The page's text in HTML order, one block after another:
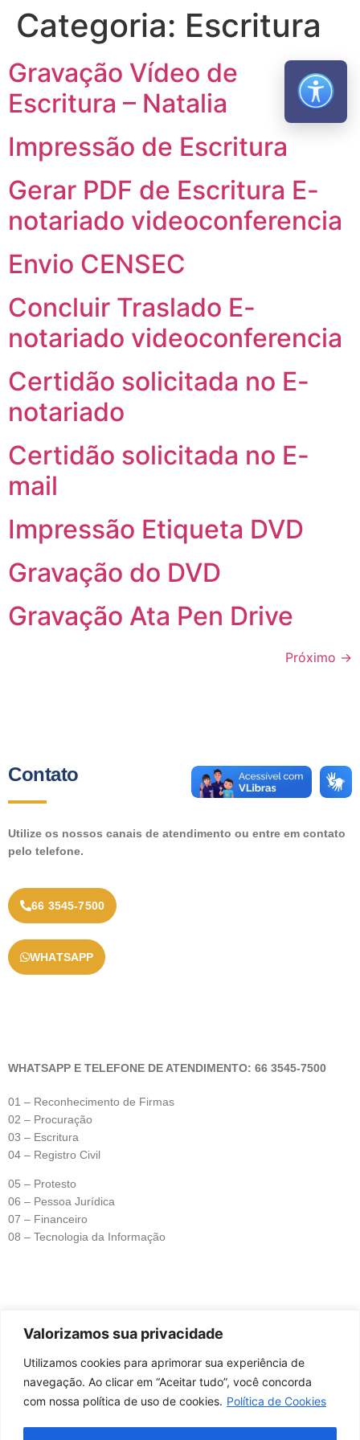
Valorizamos sua privacidade
Utilizamos cookies para aprimorar sua experiência de
navegação. Ao clicar em “Aceitar tudo”, você concorda
com nossa política de uso de cookies. Política de Cookies
Categoria: Escritura
Gravação Vídeo de
Escritura – Natalia
Impressão de Escritura
Gerar PDF de Escritura E-
notariado videoconferencia
Envio CENSEC
Concluir Traslado E-
notariado videoconferencia
Certidão solicitada no E-
notariado
Certidão solicitada no E-
mail
Impressão Etiqueta DVD
Gravação do DVD
Gravação Ata Pen Drive
Próximo →
Contato
Utilize os nossos canais de atendimento ou entre em contato
pelo telefone.
66 3545-7500
WHATSAPP
WHATSAPP E TELEFONE DE ATENDIMENTO: 66 3545-7500
01 – Reconhecimento de Firmas
02 – Procuração
03 – Escritura
04 – Registro Civil
05 – Protesto
06 – Pessoa Jurídica
07 – Financeiro
08 – Tecnologia da Informação
09:00h às 17:00
Abrir